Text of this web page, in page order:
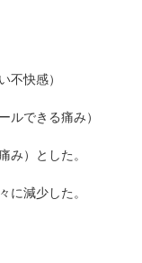
不快感）
ルできる痛み）
み）とした。
に減少した。